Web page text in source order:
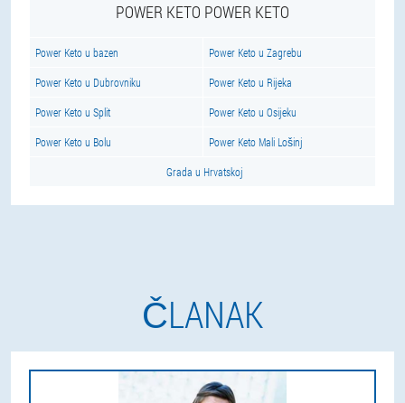
POWER KETO POWER KETO
Power Keto u bazen Power Keto u Zagrebu
Power Keto u Dubrovniku Power Keto u Rijeka
Power Keto u Split Power Keto u Osijeku
Power Keto u Bolu Power Keto Mali Lošinj
Grada u Hrvatskoj
ČLANAK